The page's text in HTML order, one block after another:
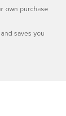
own purchase
saves you